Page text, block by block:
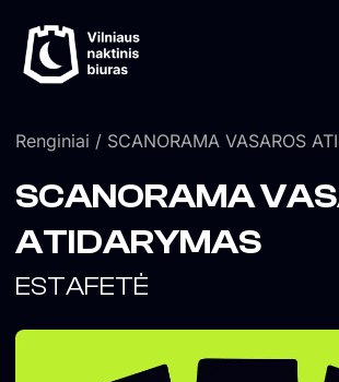
prie
turinio
Renginiai / SCANORAMA VASAROS
SCANORAMA
ATIDARYMAS
ESTAFETĖ